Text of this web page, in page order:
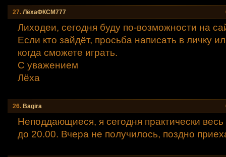
27. ЛёхаФКСМ777
Лиходеи, сегодня буду по-возможности на
Если кто зайдёт, просьба написать в личку
когда сможете играть.
С уважением
Лёха
26. Bagirа
Неподдающиеся, я сегодня практически
до 20.00. Вчера не получилось, поздно